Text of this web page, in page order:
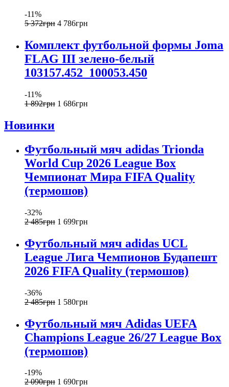
-11%
5 372грн 4 786грн
Комплект футбольной формы Joma
FLAG III зелено-белый
103157.452_100053.450
-11%
1 892грн 1 686грн
Новинки
Футбольный мяч adidas Trionda
World Cup 2026 League Box
Чемпионат Мира FIFA Quality
(термошов)
-32%
2 485грн 1 699грн
Футбольный мяч adidas UCL
League Лига Чемпионов Будапешт
2026 FIFA Quality (термошов)
-36%
2 485грн 1 580грн
Футбольный мяч Adidas UEFA
Champions League 26/27 League Box
(термошов)
-19%
2 090грн 1 690грн